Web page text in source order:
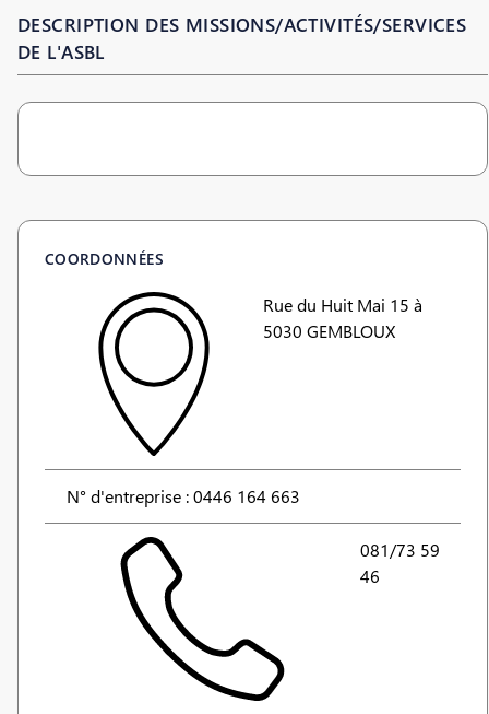
DESCRIPTION DES MISSIONS/ACTIVITÉS/SERVICES
DE L'ASBL
COORDONNÉES
Rue du Huit Mai 15 à
5030 GEMBLOUX
N° d'entreprise : 0446 164 663
081/73 59
46